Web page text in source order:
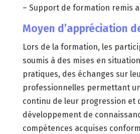
– Support de formation remis
Moyen d’appréciation
Lors de la formation, les
soumis à des mises en
pratiques, des échanges sur
professionnelles permettant
continu de leur progression et
développement de
compétences acquises